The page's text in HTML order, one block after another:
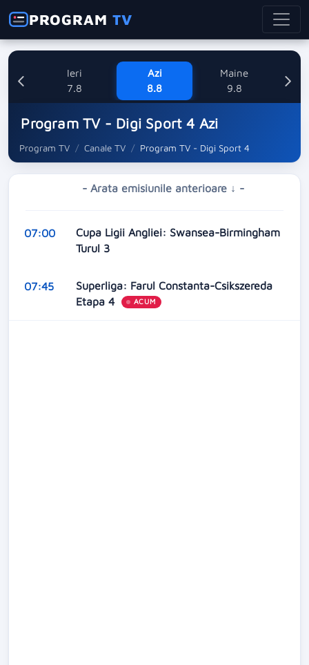
PROGRAMTV
Ieri
7.8
Azi
8.8
Maine
9.8
Program TV - Digi Sport 4 Azi
Program TV Canale TV Program TV - Digi Sport 4
- Arata emisiunile anterioare ↓ -
07:00
Cupa Ligii Angliei: Swansea-Birmingham
Turul 3
07:45
Superliga: Farul Constanta-Csikszereda
Etapa 4
ACUM